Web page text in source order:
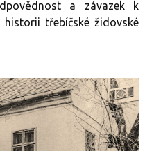
a závazek k
třebíčské židovské